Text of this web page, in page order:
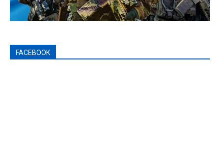
FACEBOOK